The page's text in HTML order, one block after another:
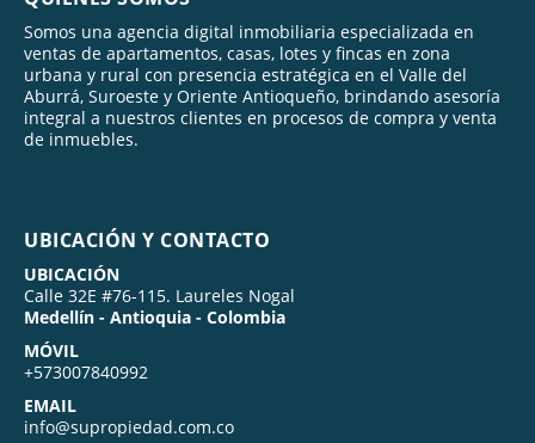
Somos una agencia digital inmobiliaria especializada en
ventas de apartamentos, casas, lotes y fincas en zona
urbana y rural con presencia estratégica en el Valle del
Aburrá, Suroeste y Oriente Antioqueño, brindando asesoría
integral a nuestros clientes en procesos de compra y venta
de inmuebles.
UBICACIÓN Y CONTACTO
UBICACIÓN
Calle 32E #76-115. Laureles Nogal
Medellín - Antioquia - Colombia
MÓVIL
+573007840992
EMAIL
info@supropiedad.com.co